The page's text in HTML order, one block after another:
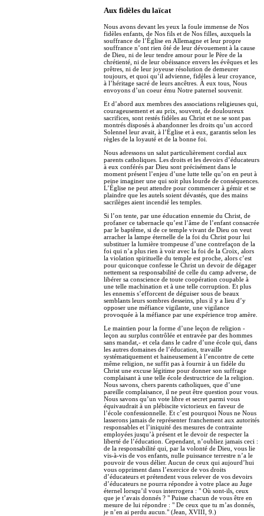
Aux fidèles du laïcat
Nous avons devant les yeux la foule immense de Nos
fidèles enfants, de Nos fils et de Nos filles, auxquels la
souffrance de l’Église en Allemagne et leur propre
souffrance n’ont rien ôté de leur dévouement à la cause
de Dieu, ni de leur tendre amour pour le Père de la
chrétienté, ni de leur obéissance envers les évêques et les
prêtres, ni de leur joyeuse résolution de demeurer
toujours, et quoi qu’il advienne, fidèles à leur croyance,
à l’héritage sacré de leurs ancêtres. À eux tous, Nous
envoyons d’un coeur ému Notre paternel souvenir.
Et d’abord aux membres des associations religieuses qui,
courageusement et au prix, souvent, de douloureux
sacrifices, sont restés fidèles au Christ et ne se sont pas
montrés disposés à abandonner les droits qu’un accord
Solennel leur avait, à l’Église et à eux, garantis selon les
règles de la loyauté et de la bonne foi.
Nous adressons un salut particulièrement cordial aux
parents catholiques. Les droits et les devoirs d’éducateurs
à eux conférés par Dieu sont précisément dans le
moment présent l’enjeu d’une lutte telle qu’on en peut à
peine imaginer une qui soit plus lourde de conséquences.
L’Église ne peut attendre pour commencer à gémir et se
plaindre que les autels soient dévastés, que des mains
sacrilèges aient incendié les temples.
Si l’on tente, par une éducation ennemie du Christ, de
profaner ce tabernacle qu’est l’âme de l’enfant consacrée
par le baptême, si de ce temple vivant de Dieu on veut
arracher la lampe éternelle de la foi du Christ pour lui
substituer la lumière trompeuse d’une contrefaçon de la
foi qui n’a plus rien à voir avec la foi de la Croix, alors
la violation spirituelle du temple est proche, alors c’est
pour quiconque confesse le Christ un devoir de dégager
nettement sa responsabilité de celle du camp adverse, de
libérer sa conscience de toute coopération coupable à
une telle machination et à une telle corruption. Et plus
les ennemis s’efforcent de déguiser sous de beaux
semblants leurs sombres desseins, plus il y a lieu d’y
opposer une méfiance vigilante, une vigilance
provoquée à la méfiance par une expérience trop amère.
Le maintien pour la forme d’une leçon de religion -
leçon au surplus contrôlée et entravée par des hommes
sans mandat,- et cela dans le cadre d’une école qui, dans
les autres domaines de l’éducation, travaille
systématiquement et haineusement à l’encontre de cette
même religion, ne suffit pas à fournir à un fidèle du
Christ une excuse légitime pour donner son suffrage
complaisant à une telle école destructrice de la religion.
Nous savons, chers parents catholiques, que d’une
pareille complaisance, il ne peut être question pour vous.
Nous savons qu’un vote libre et secret parmi vous
équivaudrait à un plébiscite victorieux en faveur de
l’école confessionnelle. Et c’est pourquoi Nous ne Nous
lasserons jamais de représenter franchement aux autorités
responsables et l’iniquité des mesures de contrainte
employées jusqu’à présent et le devoir de respecter la
liberté de l’éducation. Cependant, n’oubliez jamais ceci :
de la responsabilité qui, par la volonté de Dieu, vous lie
vis-à-vis de vos enfants, nulle puissance terrestre n’a le
pouvoir de vous délier. Aucun de ceux qui aujourd’hui
vous oppriment dans l’exercice de vos droits
d’éducateurs et prétendent vous relever de vos devoirs
d’éducateurs ne pourra répondre à votre place au Juge
éternel lorsqu’il vous interrogera : " Où sont-ils, ceux
que je t’avais donnés ? " Puisse chacun de vous être en
mesure de lui répondre : " De ceux que tu m’as donnés,
je n’en ai perdu aucun." (Jean, XVIII, 9.)